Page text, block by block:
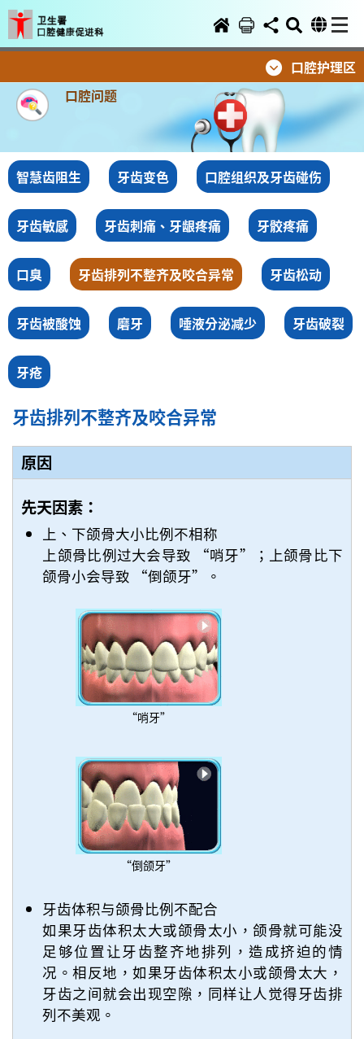
口腔护理区
口腔问题
智慧齿阻生 牙齿变色 口腔组织及牙齿碰伤
牙齿敏感 牙齿刺痛、牙龈疼痛 牙骹疼痛
口臭 牙齿排列不整齐及咬合异常 牙齿松动
牙齿被酸蚀 磨牙 唾液分泌减少 牙齿破裂
牙疮
牙齿排列不整齐及咬合异常
原因
先天因素：
上、下颌骨大小比例不相称
上颌骨比例过大会导致 “哨牙”；上颌骨比下
颌骨小会导致 “倒颌牙”。
“哨牙”
“倒颌牙”
牙齿体积与颌骨比例不配合
如果牙齿体积太大或颌骨太小，颌骨就可能没
足够位置让牙齿整齐地排列，造成挤迫的情
况。相反地，如果牙齿体积太小或颌骨太大，
牙齿之间就会出现空隙，同样让人觉得牙齿排
列不美观。